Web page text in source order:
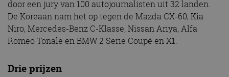
door een jury van 100 autojournalisten uit 32 landen.
De Koreaan nam het op tegen de Mazda CX-60, Kia
Niro, Mercedes-Benz C-Klasse, Nissan Ariya, Alfa
Romeo Tonale en BMW 2 Serie Coupé en X1.
Drie prijzen